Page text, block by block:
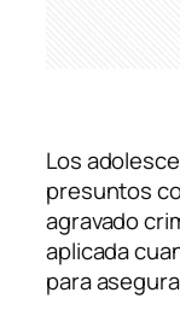
Los
presuntos
agravado
aplicada
para